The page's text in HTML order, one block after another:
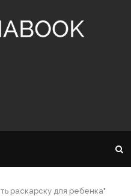
раскарску для ребенка"